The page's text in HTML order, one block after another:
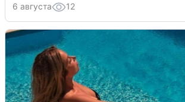
6 августа 12